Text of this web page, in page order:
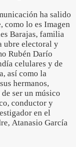
ha salido
como lo es Imagen
Barajas, familia
ubre electoral y
Rubén Darío
celulares y de
así como la
hermanos,
ser un músico
conductor y
en el
Atanasio García